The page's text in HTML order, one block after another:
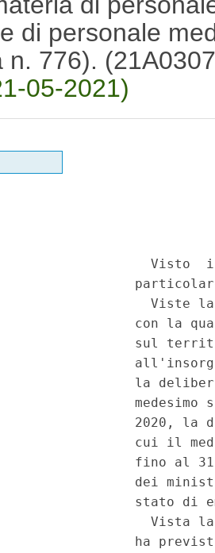
di personale
n. 776).
05-2021)